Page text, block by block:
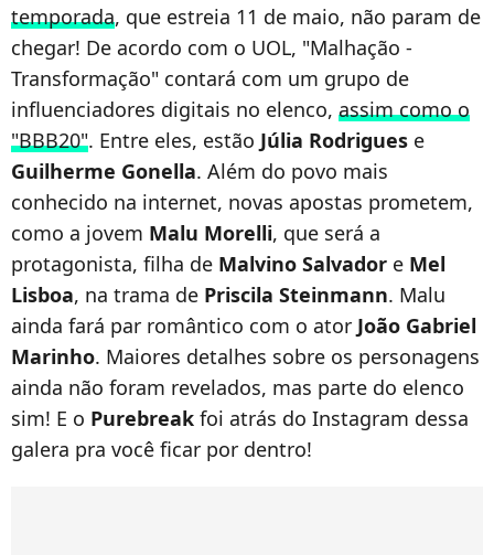
temporada, que estreia 11 de maio, não param de
chegar! De acordo com o UOL, "Malhação -
Transformação" contará com um grupo de
influenciadores digitais no elenco, assim como o
"BBB20". Entre eles, estão Júlia Rodrigues e
Guilherme Gonella. Além do povo mais
conhecido na internet, novas apostas prometem,
como a jovem Malu Morelli, que será a
protagonista, filha de Malvino Salvador e Mel
Lisboa, na trama de Priscila Steinmann. Malu
ainda fará par romântico com o ator João Gabriel
Marinho. Maiores detalhes sobre os personagens
ainda não foram revelados, mas parte do elenco
sim! E o Purebreak foi atrás do Instagram dessa
galera pra você ficar por dentro!